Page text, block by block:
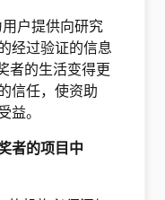
户提供向研究
经过验证的信息
者的生活变得更
信任，使资助
益。
者的项目中